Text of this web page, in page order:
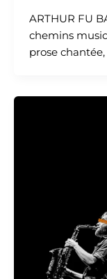
ARTHUR FU
chemins
prose